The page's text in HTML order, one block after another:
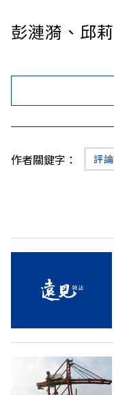
彭漣漪、邱
作者關鍵字： 評論